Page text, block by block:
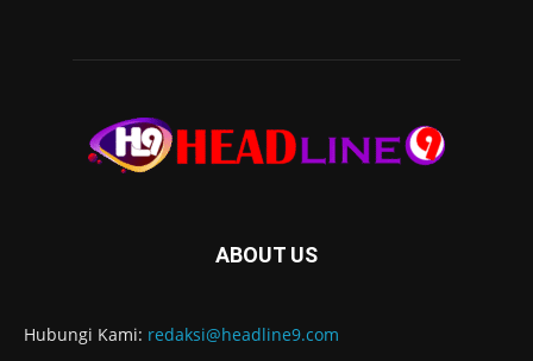
ABOUT US
Hubungi Kami: redaksi@headline9.com